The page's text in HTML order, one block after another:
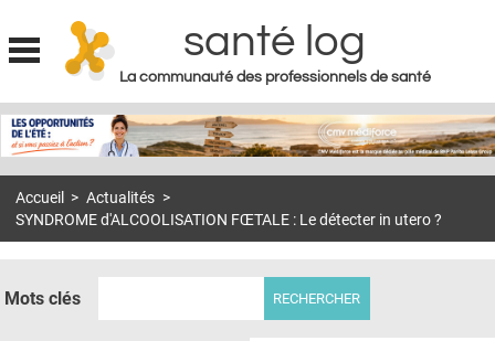
Jump to navigation
santé log
La communauté des professionnels de santé
MON COMPTE
S'ABONNER À LA REVUE SOIN À DOMICILE
DOSSIERS
Accueil > Actualités >
SYNDROME d'ALCOOLISATION FŒTALE : Le détecter in utero ?
Mots clés